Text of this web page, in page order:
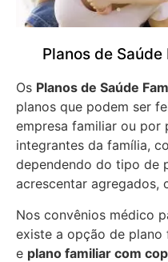
Planos de Saúde
Os Planos de Saúde
planos que podem ser
empresa familiar ou por
integrantes da família,
dependendo do tipo de
acrescentar agregados,
Nos convênios médico
existe a opção de
e plano familiar com